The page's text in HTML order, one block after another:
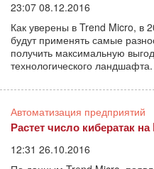
23:07 08.12.2016
Как уверены в Trend Micro, в
будут применять самые
получить максимальную
технологического ландшафта.
Автоматизация предприятий
Растет число кибератак
12:31 26.10.2016